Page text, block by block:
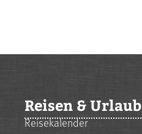
Reisen & Urlaub
Reisekalender